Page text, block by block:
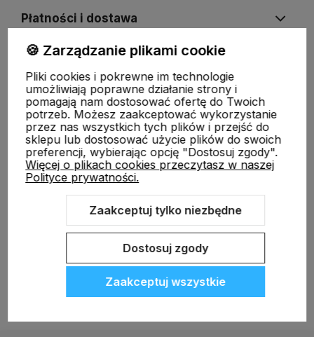
Płatności i dostawa
O nas
Sklep internetowy Shoper.pl Szablon Shoper Modern 3.0™
🍪 Zarządzanie plikami cookie
Pliki cookies i pokrewne im technologie
umożliwiają poprawne działanie strony i
pomagają nam dostosować ofertę do Twoich
potrzeb. Możesz zaakceptować wykorzystanie
przez nas wszystkich tych plików i przejść do
sklepu lub dostosować użycie plików do swoich
preferencji, wybierając opcję "Dostosuj zgody".
Więcej o plikach cookies przeczytasz w naszej
Polityce prywatności.
Zaakceptuj tylko niezbędne
Dostosuj zgody
Zaakceptuj wszystkie